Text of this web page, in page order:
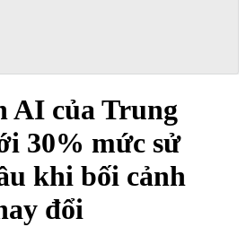
AI của Trung
30% mức sử
khi bối cảnh
đổi